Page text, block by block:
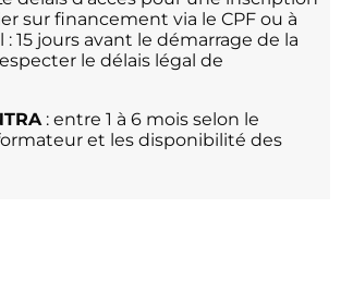
sur financement via le CPF ou à
15 jours avant le démarrage de la
le délais légal de
: entre 1 à 6 mois selon le
et les disponibilité des